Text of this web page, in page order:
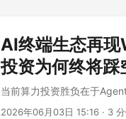
AI终端生态再
投资为何终将踩
当前算力投资胜负在于
2026年06月03日 15:16 · 3